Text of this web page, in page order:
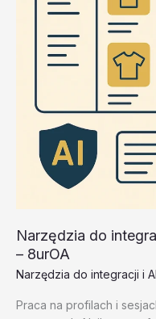
Narzędzia do
– 8urOA
Narzędzia do integracji i
Praca na profilach i